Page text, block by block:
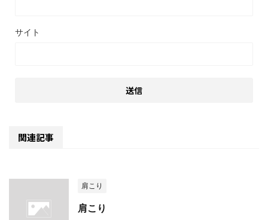
サイト
関連記事
肩こり
肩こり